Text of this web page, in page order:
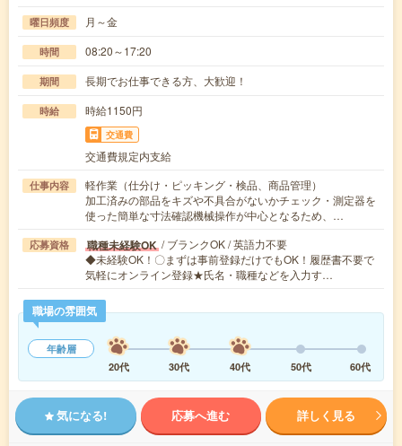
曜日頻度 月～金
時間 08:20～17:20
期間 長期でお仕事できる方、大歓迎！
時給 時給1150円
交通費
交通費規定内支給
仕事内容
軽作業（仕分け・ピッキング・検品、商品管理）
加工済みの部品をキズや不具合がないかチェック・測定器を
使った簡単な寸法確認機械操作が中心となるため、…
応募資格 職種未経験OK / ブランクOK / 英語力不要
◆未経験OK！〇まずは事前登録だけでもOK！履歴書不要で
気軽にオンライン登録★氏名・職種などを入力す…
職場の雰囲気
年齢層
20代
30代 40代 50代 60代
気になる! 応募へ進む 詳しく見る